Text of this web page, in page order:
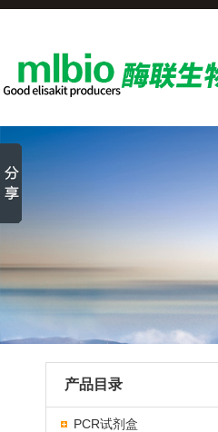
产品目录
PCR试剂盒